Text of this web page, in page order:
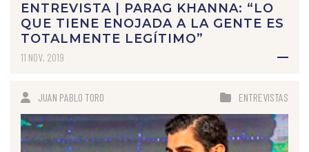
ENTREVISTA | PARAG KHANNA: “LO
QUE TIENE ENOJADA A LA GENTE ES
TOTALMENTE LEGÍTIMO”
11 NOV, 2019
JUAN PABLO TORO ENTREVISTAS